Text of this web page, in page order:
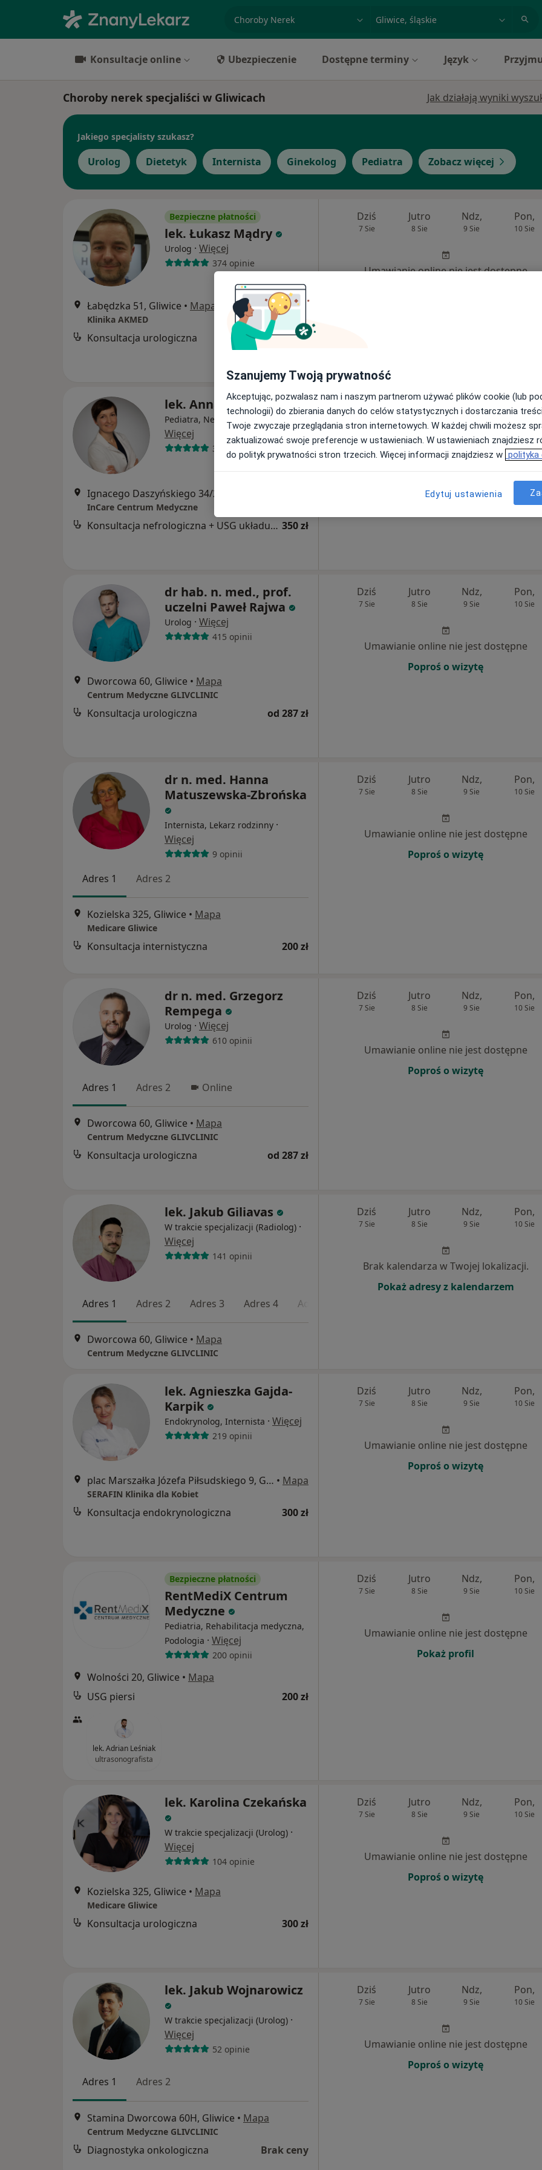
miasto lub dzielnica
Konsultacje online Ubezpieczenie Dostępne terminy Język
Choroby nerek specjaliści w Gliwicach Jak działają wyniki
Jakiego specjalisty szukasz?
Urolog Dietetyk Internista Ginekolog Pediatra Zobacz więcej
Bezpieczne płatności
lek. Łukasz Mądry
Urolog · Więcej
374 opinie
Łabędzka 51, Gliwice • Mapa
Klinika AKMED
Konsultacja urologiczna 300 zł
Dziś
7 Sie
Jutro
8 Sie
Ndz,
9 Sie
Pon,
10 Sie
Umawianie online nie jest dostępne
lek. Anna Drabot
Pediatra, Nefrolog dziecięcy
Więcej
33 opinie
Ignacego Daszyńskiego 34/2, Gliwice
InCare Centrum Medyczne
Konsultacja nefrologiczna + USG układu moczowego 350 zł
Dziś
7 Sie
Jutro
8 Sie
Ndz,
9 Sie
Pon,
10 Sie
Umawianie online nie jest dostępne
dr hab. n. med., prof.
uczelni Paweł Rajwa
Urolog · Więcej
415 opinii
Dworcowa 60, Gliwice • Mapa
Centrum Medyczne GLIVCLINIC
Konsultacja urologiczna od 287 zł
Dziś
7 Sie
Jutro
8 Sie
Ndz,
9 Sie
Pon,
10 Sie
Umawianie online nie jest dostępne
Poproś o wizytę
dr n. med. Hanna
Matuszewska-Zbrońska
Internista, Lekarz rodzinny ·
Więcej
9 opinii
Adres 1 Adres 2
Kozielska 325, Gliwice • Mapa
Medicare Gliwice
Konsultacja internistyczna 200 zł
Dziś
7 Sie
Jutro
8 Sie
Ndz,
9 Sie
Pon,
10 Sie
Umawianie online nie jest dostępne
Poproś o wizytę
dr n. med. Grzegorz
Rempega
Urolog · Więcej
610 opinii
Adres 1 Adres 2 Online
Dworcowa 60, Gliwice • Mapa
Centrum Medyczne GLIVCLINIC
Konsultacja urologiczna od 287 zł
Dziś
7 Sie
Jutro
8 Sie
Ndz,
9 Sie
Pon,
10 Sie
Umawianie online nie jest dostępne
Poproś o wizytę
lek. Jakub Giliavas
W trakcie specjalizacji (Radiolog) ·
Więcej
141 opinii
Adres 1 Adres 2 Adres 3 Adres 4 Adres 5
Dworcowa 60, Gliwice • Mapa
Centrum Medyczne GLIVCLINIC
Dziś
7 Sie
Jutro
8 Sie
Ndz,
9 Sie
Pon,
10 Sie
Brak kalendarza w Twojej lokalizacji.
Pokaż adresy z kalendarzem
lek. Agnieszka Gajda-
Karpik
Endokrynolog, Internista · Więcej
219 opinii
plac Marszałka Józefa Piłsudskiego 9, Gliwice • Mapa
SERAFIN Klinika dla Kobiet
Konsultacja endokrynologiczna 300 zł
Dziś
7 Sie
Jutro
8 Sie
Ndz,
9 Sie
Pon,
10 Sie
Umawianie online nie jest dostępne
Poproś o wizytę
Bezpieczne płatności
RentMediX Centrum
Medyczne
Pediatria, Rehabilitacja medyczna,
Podologia · Więcej
200 opinii
Wolności 20, Gliwice • Mapa
USG piersi
200 zł
lek. Adrian Leśniak
ultrasonografista
Dziś
7 Sie
Jutro
8 Sie
Ndz,
9 Sie
Pon,
10 Sie
Umawianie online nie jest dostępne
Pokaż profil
lek. Karolina Czekańska
W trakcie specjalizacji (Urolog) ·
Więcej
104 opinie
Kozielska 325, Gliwice • Mapa
Medicare Gliwice
Konsultacja urologiczna 300 zł
Dziś
7 Sie
Jutro
8 Sie
Ndz,
9 Sie
Pon,
10 Sie
Umawianie online nie jest dostępne
Poproś o wizytę
lek. Jakub Wojnarowicz
W trakcie specjalizacji (Urolog) ·
Więcej
52 opinie
Adres 1 Adres 2
Stamina Dworcowa 60H, Gliwice • Mapa
Centrum Medyczne GLIVCLINIC
Diagnostyka onkologiczna Brak ceny
Dziś
7 Sie
Jutro
8 Sie
Ndz,
9 Sie
Pon,
10 Sie
Umawianie online nie jest dostępne
Poproś o wizytę
Szanujemy Twoją prywatność
Akceptując, pozwalasz nam i naszym partnerom używać plików cookie (lub
technologii) do zbierania danych do celów statystycznych i dostarczania
Twoje zwyczaje przeglądania stron internetowych. W każdej chwili możesz
zaktualizować swoje preferencje w ustawieniach. W ustawieniach znajdziesz
do polityk prywatności stron trzecich. Więcej informacji znajdziesz w polityka
Edytuj ustawienia